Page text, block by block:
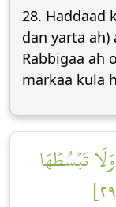
28. Haddaad
dan yarta
Rabbigaa ah
markaa kula
تَبۡسُطۡهَا